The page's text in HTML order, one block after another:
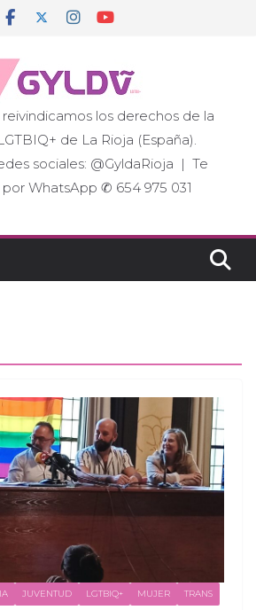
los derechos de la
de La Rioja (España).
sociales: @GyldaRioja | Te
WhatsApp ✆ 654 975 031
JUVENTUD LGTBIQ+ MUJER
TRANS